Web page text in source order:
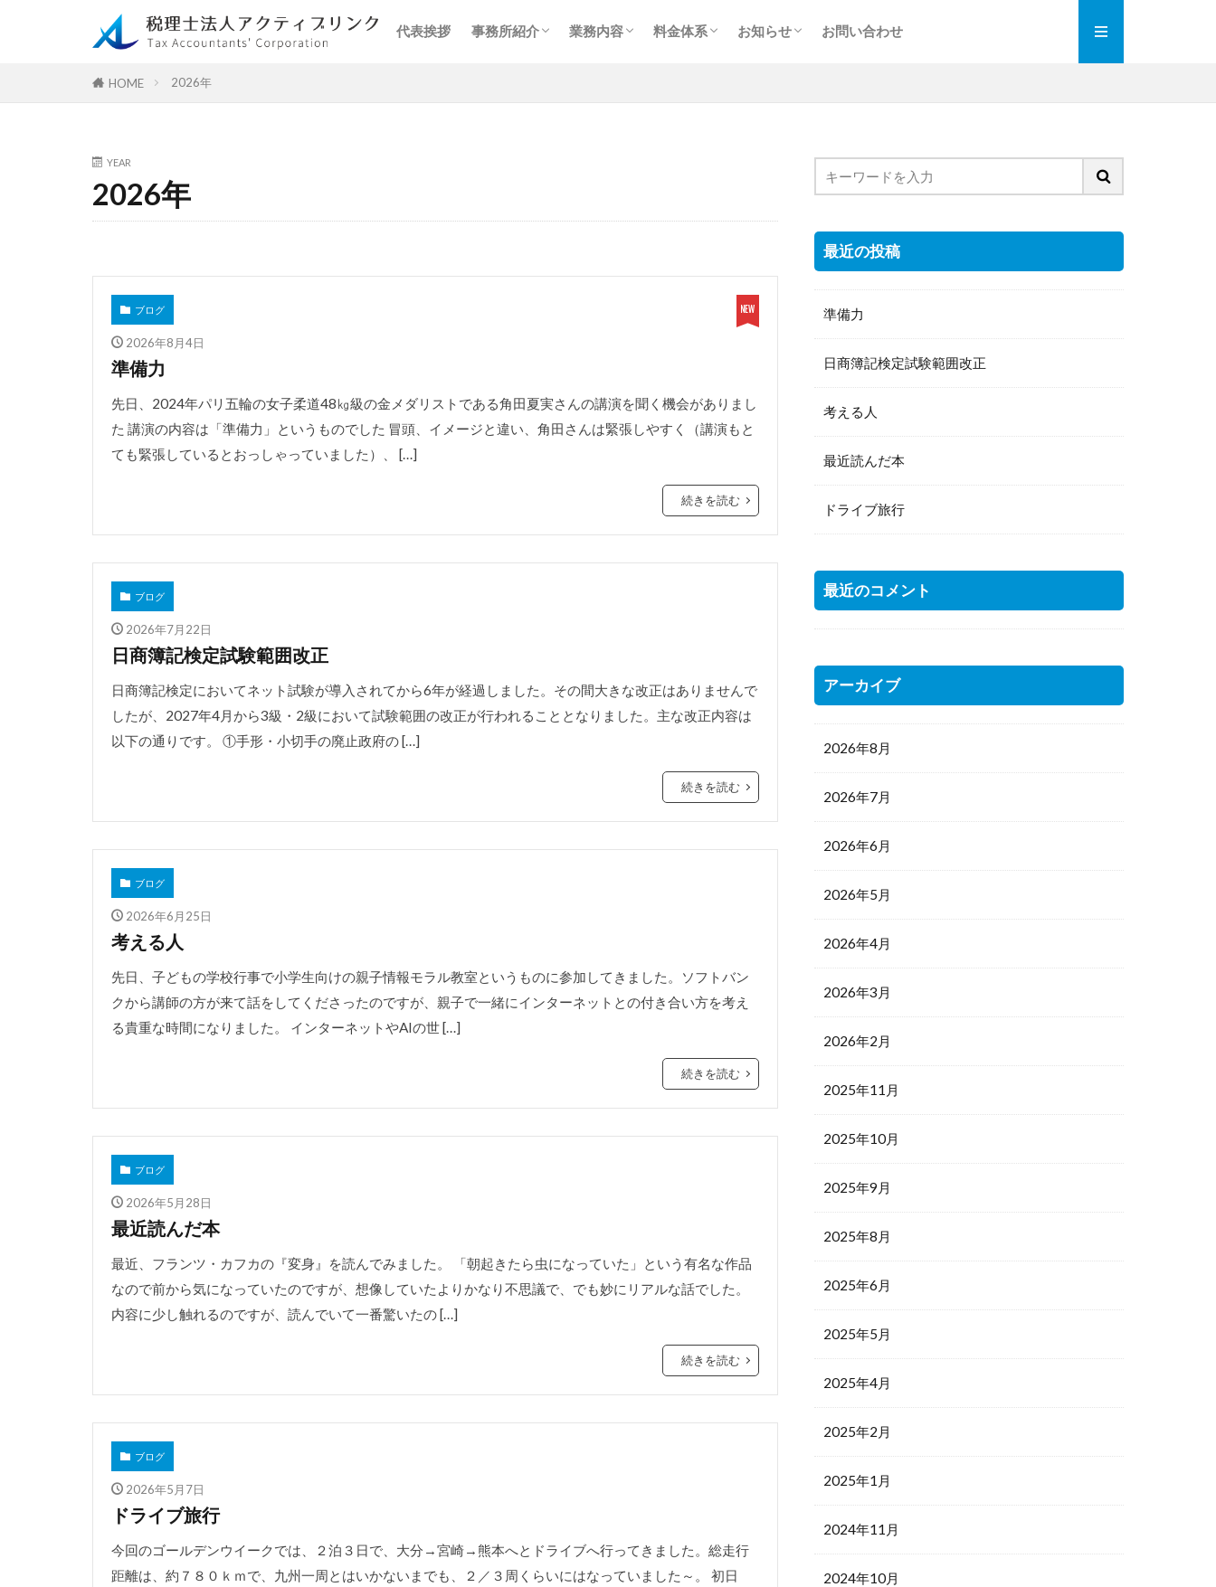
代表挨拶 事務所紹介 業務内容 料金体系 お知らせ お問い合わせ
HOME 2026年
YEAR
2026年
ブログ
2026年8月4日
準備力
先日、2024年パリ五輪の女子柔道48㎏級の金メダリストである角田夏実さんの講演を聞く機会がありまし
た 講演の内容は「準備力」というものでした 冒頭、イメージと違い、角田さんは緊張しやすく（講演もと
ても緊張しているとおっしゃっていました）、 […]
続きを読む
ブログ
2026年7月22日
日商簿記検定試験範囲改正
日商簿記検定においてネット試験が導入されてから6年が経過しました。その間大きな改正はありませんで
したが、2027年4月から3級・2級において試験範囲の改正が行われることとなりました。主な改正内容は
以下の通りです。 ①手形・小切手の廃止政府の […]
続きを読む
ブログ
2026年6月25日
考える人
先日、子どもの学校行事で小学生向けの親子情報モラル教室というものに参加してきました。ソフトバン
クから講師の方が来て話をしてくださったのですが、親子で一緒にインターネットとの付き合い方を考え
る貴重な時間になりました。 インターネットやAIの世 […]
続きを読む
ブログ
2026年5月28日
最近読んだ本
最近、フランツ・カフカの『変身』を読んでみました。 「朝起きたら虫になっていた」という有名な作品
なので前から気になっていたのですが、想像していたよりかなり不思議で、でも妙にリアルな話でした。
内容に少し触れるのですが、読んでいて一番驚いたの […]
続きを読む
ブログ
2026年5月7日
ドライブ旅行
今回のゴールデンウイークでは、２泊３日で、大分→宮崎→熊本へとドライブへ行ってきました。総走行
距離は、約７８０ｋｍで、九州一周とはいかないまでも、２／３周くらいにはなっていました～。 初日
最近の投稿
準備力
日商簿記検定試験範囲改正
考える人
最近読んだ本
ドライブ旅行
最近のコメント
アーカイブ
2026年8月
2026年7月
2026年6月
2026年5月
2026年4月
2026年3月
2026年2月
2025年11月
2025年10月
2025年9月
2025年8月
2025年6月
2025年5月
2025年4月
2025年2月
2025年1月
2024年11月
2024年10月